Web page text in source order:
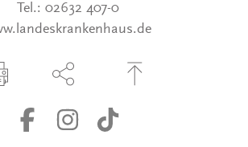
Tel.: 02632 407-0